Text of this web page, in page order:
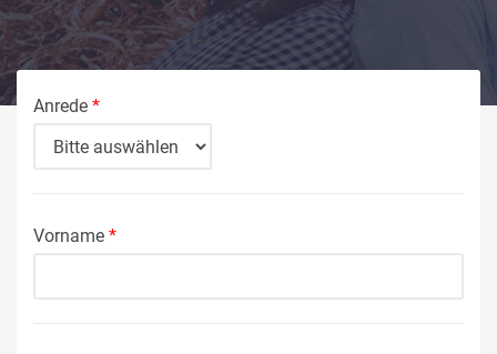
Anrede *
Vorname *